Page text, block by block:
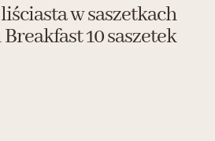
w saszetkach
10 saszetek